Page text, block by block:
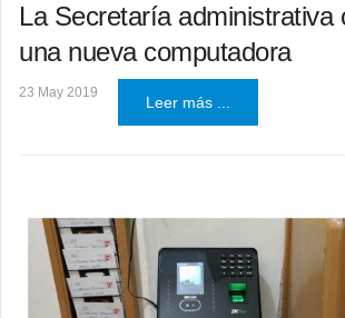
La Secretaría administrativa
una nueva computadora
23 May 2019
Leer más ...